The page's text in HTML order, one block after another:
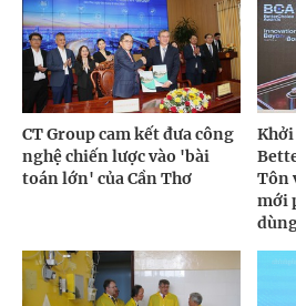
CT Group cam kết đưa công
nghệ chiến lược vào 'bài
toán lớn' của Cần Thơ
Tôn
mới